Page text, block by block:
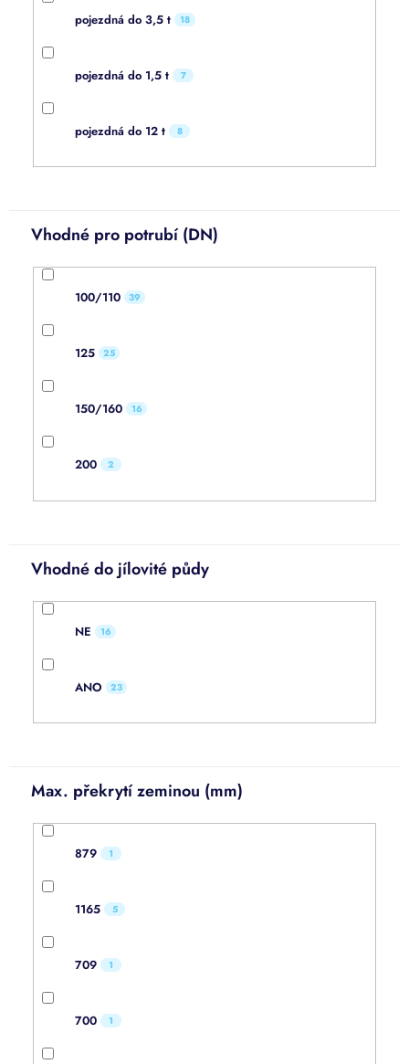
pojezdná do 3,5 t 18
pojezdná do 1,5 t 7
pojezdná do 12 t 8
Vhodné pro potrubí (DN)
100/110 39
125 25
150/160 16
200 2
Vhodné do jílovité půdy
NE 16
ANO 23
Max. překrytí zeminou (mm)
879 1
1165 5
709 1
700 1